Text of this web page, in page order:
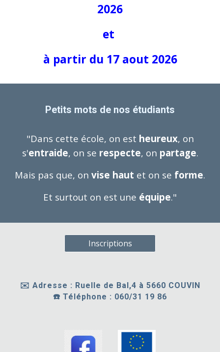
2026
et
à partir du 17 aout 2026
Petits mots de nos étudiants
"Dans cette école, on est heureux, on
s'entraide, on se respecte, on partage.
Mais pas que, on vise haut et on se forme.
Et surtout on est une équipe."
Inscriptions
✉️ Adresse : Ruelle de Bal,4 à 5660 COUVIN
☎️ Téléphone : 060/31 19 86